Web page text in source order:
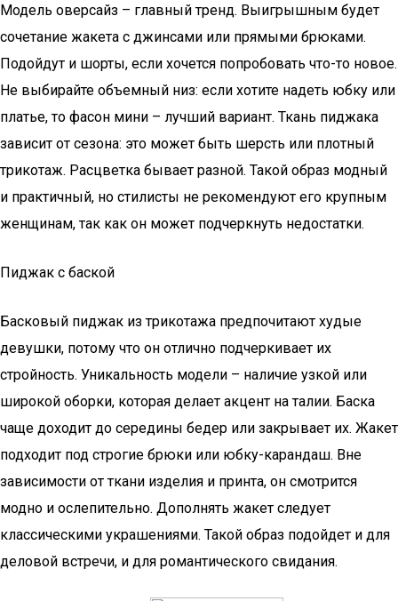
Модель оверсайз – главный тренд. Выигрышным будет
сочетание жакета с джинсами или прямыми брюками.
Подойдут и шорты, если хочется попробовать что-то новое.
Не выбирайте объемный низ: если хотите надеть юбку или
платье, то фасон мини – лучший вариант. Ткань пиджака
зависит от сезона: это может быть шерсть или плотный
трикотаж. Расцветка бывает разной. Такой образ модный
и практичный, но стилисты не рекомендуют его крупным
женщинам, так как он может подчеркнуть недостатки.
Пиджак с баской
Басковый пиджак из трикотажа предпочитают худые
девушки, потому что он отлично подчеркивает их
стройность. Уникальность модели – наличие узкой или
широкой оборки, которая делает акцент на талии. Баска
чаще доходит до середины бедер или закрывает их. Жакет
подходит под строгие брюки или юбку-карандаш. Вне
зависимости от ткани изделия и принта, он смотрится
модно и ослепительно. Дополнять жакет следует
классическими украшениями. Такой образ подойдет и для
деловой встречи, и для романтического свидания.